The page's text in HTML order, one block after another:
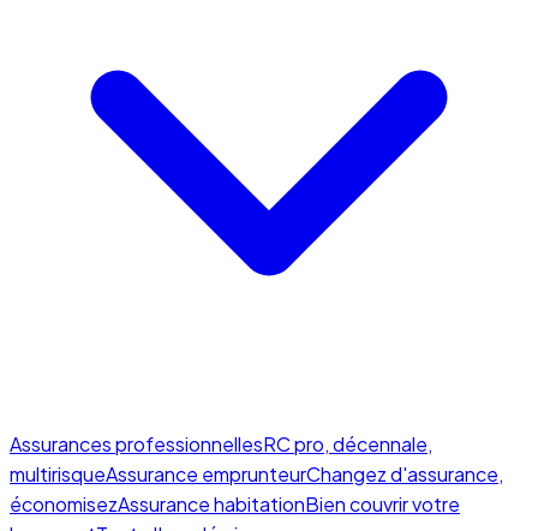
Assurances professionnellesRC pro, décennale,
multirisqueAssurance emprunteurChangez d'assurance,
économisezAssurance habitationBien couvrir votre